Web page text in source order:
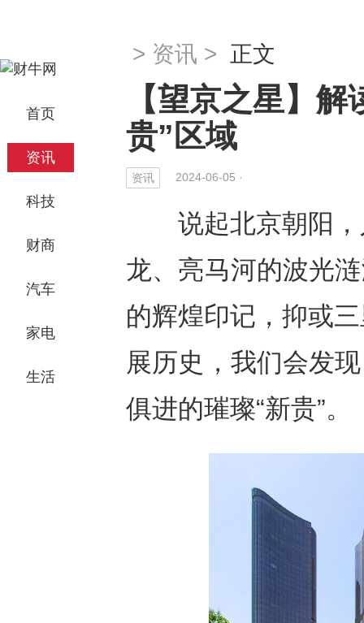
首页
资讯
科技
财商
汽车
家电
生活
> 资讯 > 正文
【望京之星】
贵”区域
资讯 2024-06-05 ·
说起北京朝阳，
龙、亮马河的波光
的辉煌印记，抑或
展历史，我们会发
俱进的璀璨“新贵”。